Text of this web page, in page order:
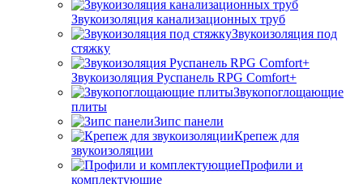
Звукоизоляция канализационных труб
Звукоизоляция под
стяжку
Звукоизоляция Руспанель RPG Comfort+
Звукопоглощающие
плиты
Зипс панели
Крепеж для
звукоизоляции
Профили и
комплектующие